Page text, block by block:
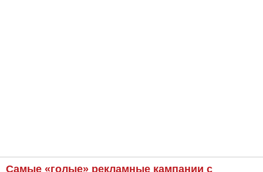
Самые «голые» рекламные кампании с